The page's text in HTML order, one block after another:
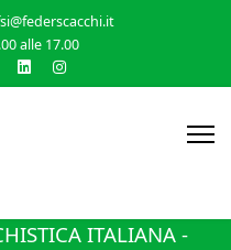
alle 17.00
ITALIANA -